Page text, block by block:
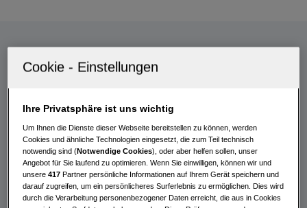
Turniere
Ihre Privatsphäre ist uns wichtig
Um Ihnen die Dienste dieser Webseite bereitstellen zu können, werden
Cookies und ähnliche Technologien eingesetzt, die zum Teil technisch
notwendig sind (Notwendige Cookies), oder aber helfen sollen, unser
Angebot für Sie laufend zu optimieren. Wenn Sie einwilligen, können wir und
unsere417 Partner persönliche Informationen auf Ihrem Gerät speichern und
darauf zugreifen, um ein persönlicheres Surferlebnis zu ermöglichen. Dies wird
durch die Verarbeitung personenbezogener Daten erreicht, die aus in Cookies